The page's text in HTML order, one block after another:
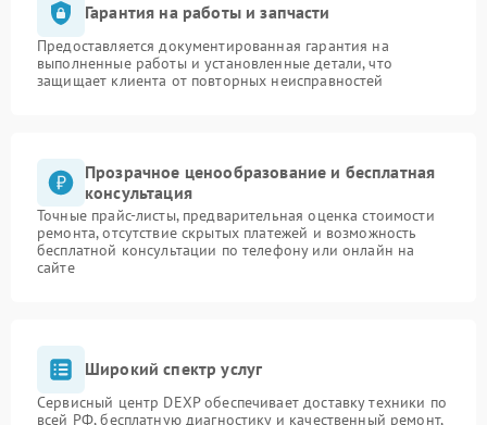
Гарантия на работы и запчасти
Предоставляется документированная гарантия на
выполненные работы и установленные детали, что
защищает клиента от повторных неисправностей
Прозрачное ценообразование и бесплатная
консультация
Точные прайс-листы, предварительная оценка стоимости
ремонта, отсутствие скрытых платежей и возможность
бесплатной консультации по телефону или онлайн на
сайте
Широкий спектр услуг
Сервисный центр DEXP обеспечивает доставку техники по
всей РФ, бесплатную диагностику и качественный ремонт,